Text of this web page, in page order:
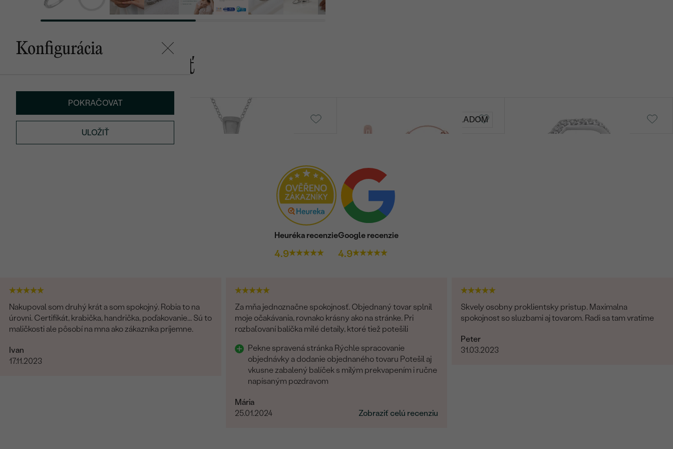
Konfigurácia
POKRAČOVAT
ULOŽIŤ
Mohlo by sa vám páčiť
od € 659 € 129 SKLADOM
Heuréka recenzie
4.9
Google recenzie
4.9
Nakupoval som druhý krát a som spokojný. Robia to na
úrovni. Certifikát, krabička, handrička, poďakovanie... Sú to
maličkosti ale pôsobí na mna ako zákazníka príjemne.
Ivan
17.11.2023
Za mňa jednoznačne spokojnosť. Objednaný tovar splnil
moje očakávania, rovnako krásny ako na stránke. Pri
rozbaľovaní balíčka milé detaily, ktoré tiež potešili
Pekne spravená stránka Rýchle spracovanie
objednávky a dodanie objednaného tovaru Potešil aj
vkusne zabalený balíček s milým prekvapením i ručne
napísaným pozdravom
Mária
25.01.2024
Zobraziť celú recenziu
Skvely osobny proklientsky pristup. Maximalna
spokojnost so sluzbami aj tovarom. Radi sa tam vratime
Peter
31.03.2023